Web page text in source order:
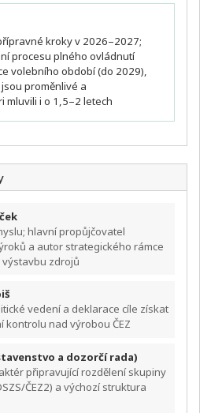
kroky v 2026–2027;
procesu plného ovládnutí
volebního období (do 2029),
proměnlivé a
mluvili i o 1,5–2 letech
hlavní propůjčovatel
a autor strategického rámce
zdrojů
vedení a deklarace cíle získat
kontrolu nad výrobou ČEZ
a dozorčí rada)
připravující rozdělení skupiny
ČEZ2) a výchozí struktura